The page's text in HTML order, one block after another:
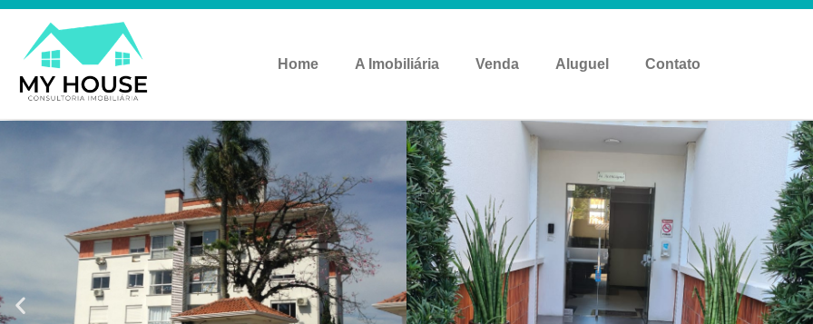
Home A Imobiliária Venda Aluguel Contato